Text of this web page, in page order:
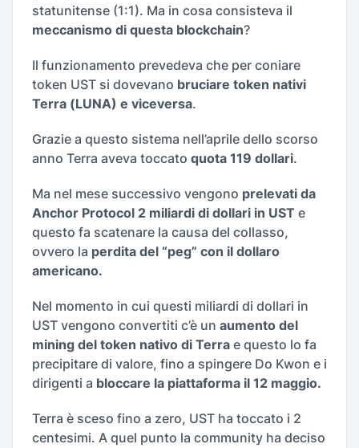
statunitense (1:1). Ma in cosa consisteva il
meccanismo di questa blockchain?
Il funzionamento prevedeva che per coniare
token UST si dovevano bruciare token nativi
Terra (LUNA) e viceversa.
Grazie a questo sistema nell’aprile dello scorso
anno Terra aveva toccato quota 119 dollari.
Ma nel mese successivo vengono prelevati da
Anchor Protocol 2 miliardi di dollari in UST e
questo fa scatenare la causa del collasso,
ovvero la perdita del “peg” con il dollaro
americano.
Nel momento in cui questi miliardi di dollari in
UST vengono convertiti c’è un aumento del
mining del token nativo di Terra e questo lo fa
precipitare di valore, fino a spingere Do Kwon e i
dirigenti a bloccare la piattaforma il 12 maggio.
Terra è sceso fino a zero, UST ha toccato i 2
centesimi. A quel punto la community ha deciso